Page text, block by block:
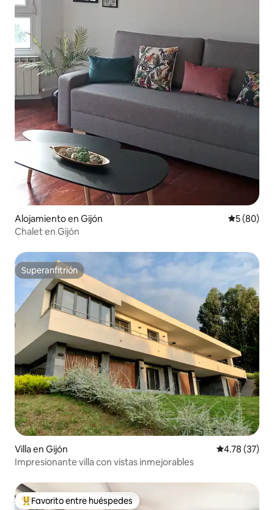
Alojamiento en Gijón
5 (80)
Chalet en Gijón
Superanfitrión
Superanfitrión
Villa en Gijón Calificación
4.78 (37)
Impresionante villa con vistas inmejorables
Favorito entre huéspedes preferido
Favorito entre huéspedes